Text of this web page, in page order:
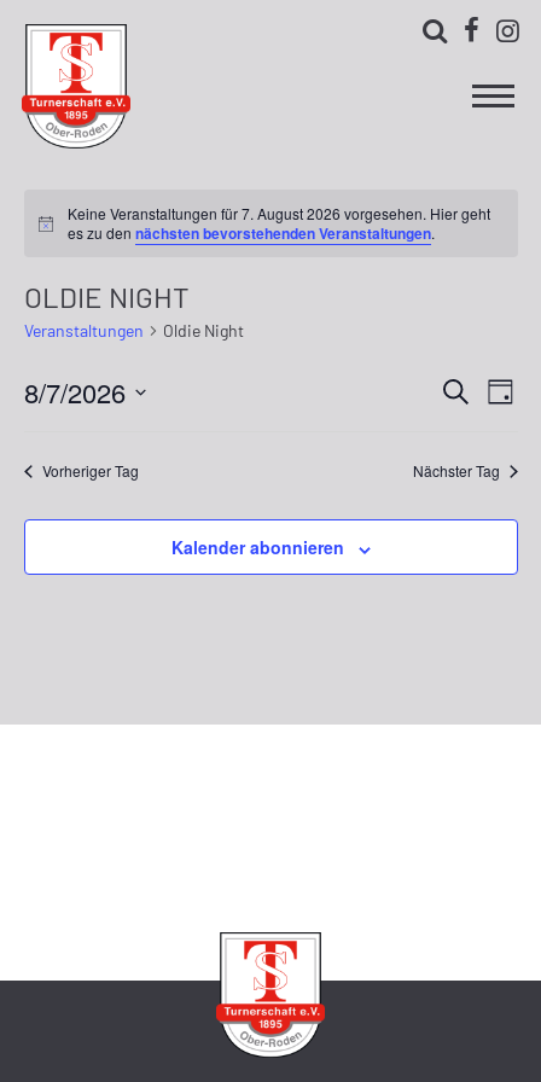
  
Keine Veranstaltungen für 7. August 2026 vorgesehen. Hier geht
es zu den nächsten bevorstehenden Veranstaltungen.
OLDIE NIGHT
Veranstaltungen Oldie Night
und
Suche
Tag
8/7/2026
Vorheriger Tag Nächster Tag
Kalender abonnieren